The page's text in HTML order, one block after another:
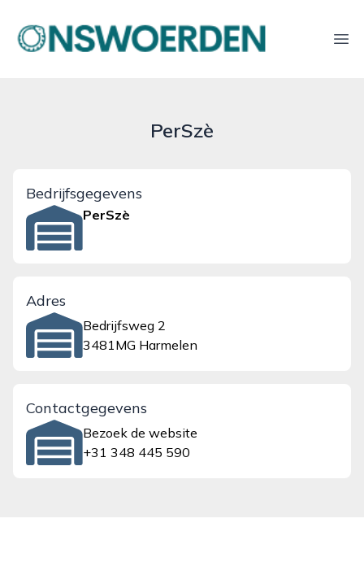
onswoerden.nl
PerSzè
Bedrijfsgegevens
PerSzè
Adres
Bedrijfsweg 2
3481MG Harmelen
Contactgegevens
Bezoek de website
+31 348 445 590